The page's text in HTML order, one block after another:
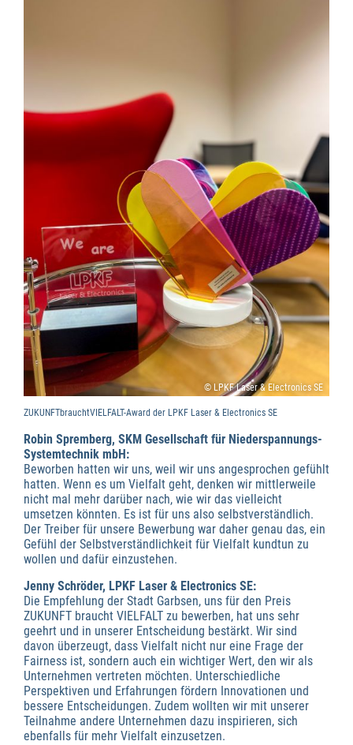
© LPKF Laser & Electronics SE
ZUKUNFTbrauchtVIELFALT-Award der LPKF Laser & Electronics SE
Robin Spremberg, SKM Gesellschaft für Niederspannungs-
Systemtechnik mbH:
Beworben hatten wir uns, weil wir uns angesprochen gefühlt
hatten. Wenn es um Vielfalt geht, denken wir mittlerweile
nicht mal mehr darüber nach, wie wir das vielleicht
umsetzen könnten. Es ist für uns also selbstverständlich.
Der Treiber für unsere Bewerbung war daher genau das, ein
Gefühl der Selbstverständlichkeit für Vielfalt kundtun zu
wollen und dafür einzustehen.
Jenny Schröder, LPKF Laser & Electronics SE:
Die Empfehlung der Stadt Garbsen, uns für den Preis
ZUKUNFT braucht VIELFALT zu bewerben, hat uns sehr
geehrt und in unserer Entscheidung bestärkt. Wir sind
davon überzeugt, dass Vielfalt nicht nur eine Frage der
Fairness ist, sondern auch ein wichtiger Wert, den wir als
Unternehmen vertreten möchten. Unterschiedliche
Perspektiven und Erfahrungen fördern Innovationen und
bessere Entscheidungen. Zudem wollten wir mit unserer
Teilnahme andere Unternehmen dazu inspirieren, sich
ebenfalls für mehr Vielfalt einzusetzen.